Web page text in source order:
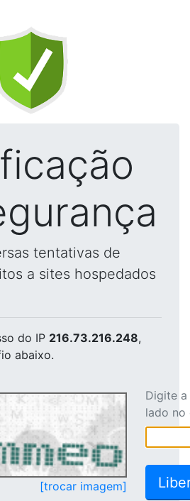
tentativas de
a sites hospedados
do IP 216.73.216.248,
abaixo.
[trocar imagem]
Digite
lado no